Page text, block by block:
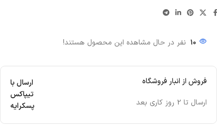
10 نفر در حال مشاهده این محصول هستند!
فروش از انبار فروشگاه
ارسال تا 2 روز کاری بعد
ارسال با
تیپاکس
پسکرایه